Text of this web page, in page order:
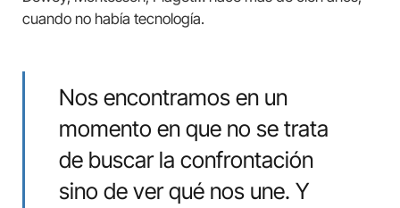
cuando no había tecnología.
Nos encontramos en un
momento en que no se trata
de buscar la confrontación
sino de ver qué nos une. Y